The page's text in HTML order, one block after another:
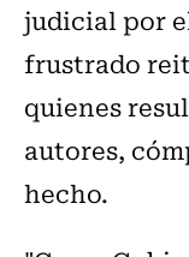
judicial por
frustrado
quienes
autores,
hecho.